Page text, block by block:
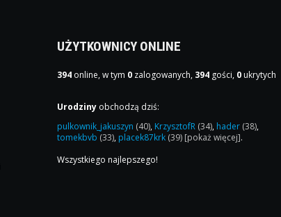
UŻYTKOWNICY ONLINE
394 online, w tym 0 zalogowanych, 394 gości, 0 ukrytych
Urodziny obchodzą dziś:
pulkownik_jakuszyn (40), KrzysztofR (34), hader (38),
tomekbvb (33), placek87krk (39) [pokaż więcej].
Wszystkiego najlepszego!